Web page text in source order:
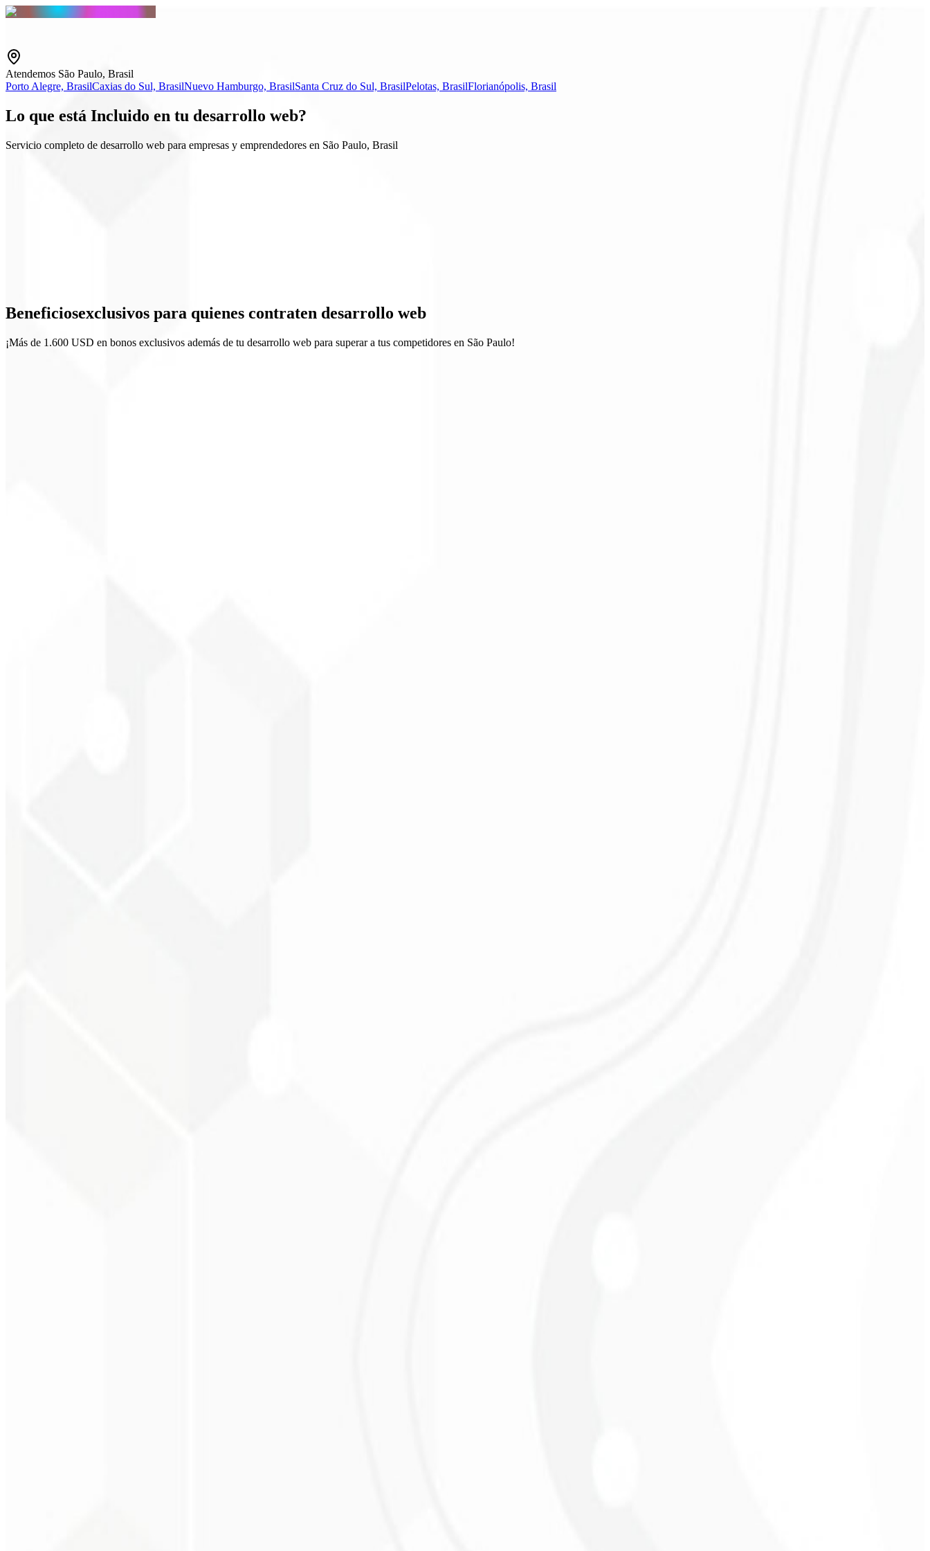
Atendemos São Paulo, Brasil
Porto Alegre, BrasilCaxias do Sul, BrasilNuevo Hamburgo, BrasilSanta Cruz do Sul, BrasilPelotas, BrasilFlorianópolis, Brasil
Lo que está Incluido en tu desarrollo web?
Servicio completo de desarrollo web para empresas y emprendedores en São Paulo, Brasil
Accesibilidad (WCAG)
Beneficiosexclusivos para quienes contraten desarrollo web
¡Más de 1.600 USD en bonos exclusivos además de tu desarrollo web para superar a tus competidores en São Paulo!